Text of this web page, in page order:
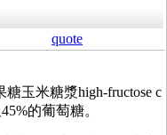
quote
玉米糖漿high-fructose c
的葡萄糖。